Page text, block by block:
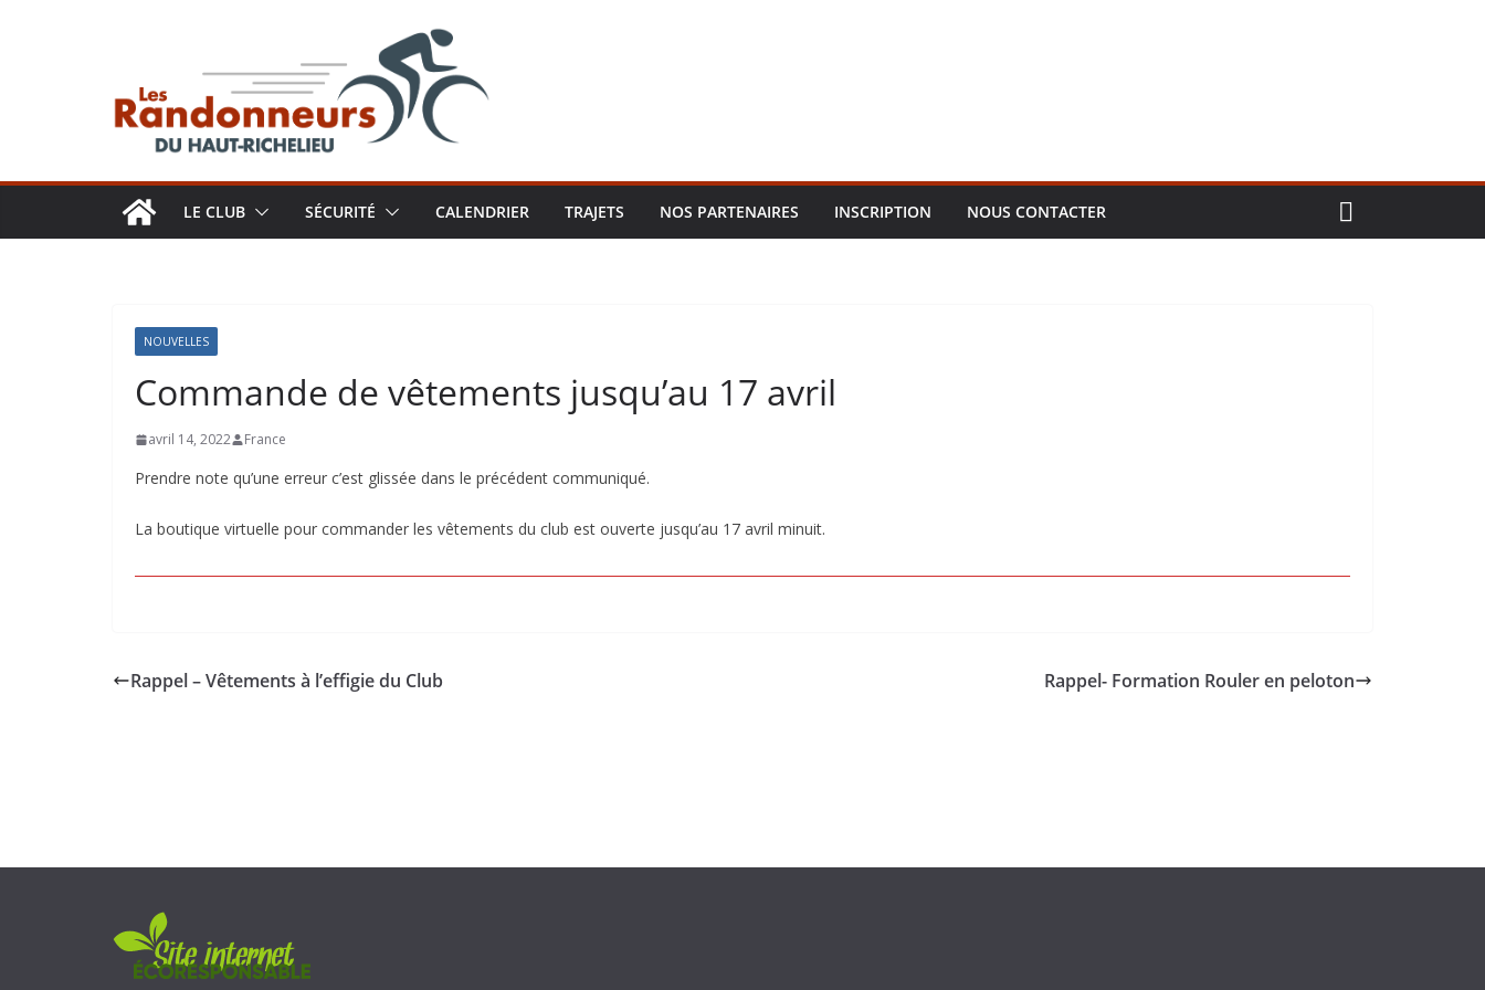
LE CLUB SÉCURITÉ CALENDRIER TRAJETS NOS PARTENAIRES INSCRIPTION NOUS CONTACTER
NOUVELLES
Commande de vêtements jusqu’au 17 avril
avril 14, 2022 France
Prendre note qu’une erreur c’est glissée dans le précédent communiqué.
La boutique virtuelle pour commander les vêtements du club est ouverte jusqu’au 17 avril minuit.
Rappel – Vêtements à l’effigie du Club Rappel- Formation Rouler en peloton